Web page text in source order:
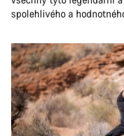
spolehlivého a